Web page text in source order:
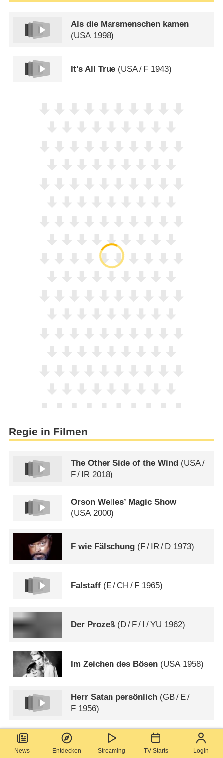
News Entdecken Streaming TV-Starts Login
Als die Marsmenschen kamen
(USA1998)
It’s All True (USA/ F 1943)
Regie in Filmen
The Other Side of the Wind (USA/
F/ IR 2018)
Orson Welles’ Magic Show
(USA2000)
F wie Fälschung (F/ IR/ D 1973)
Falstaff (E/ CH / F 1965)
Der Prozeß (D/ F/ /YU 1962)
Im Zeichen des Bösen (USA 1958)
Herr Satan persönlich (GB/ E/
F 1956)
Mord ohne Mörder GB